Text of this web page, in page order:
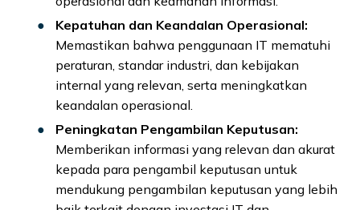
Kepatuhan dan Keandalan Operasional:
Memastikan bahwa penggunaan IT mematuhi
peraturan, standar industri, dan kebijakan
internal yang relevan, serta meningkatkan
keandalan operasional.
Peningkatan Pengambilan Keputusan:
Memberikan informasi yang relevan dan akurat
kepada para pengambil keputusan untuk
mendukung pengambilan keputusan yang lebih